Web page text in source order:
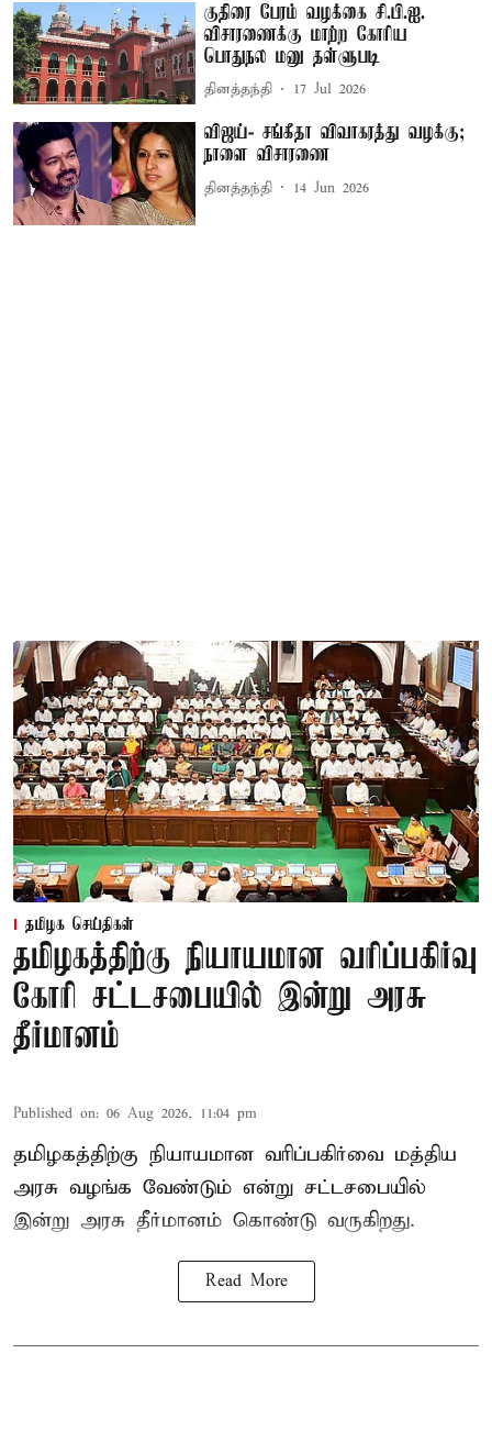
குதிரை பேரம் வழக்கை சி.பி.ஐ.
விசாரணைக்கு மாற்ற கோரிய
பொதுநல மனு தள்ளுபடி
தினத்தந்தி 17 Jul 2026
விஜய்- சங்கீதா விவாகரத்து வழக்கு;
நாளை விசாரணை
தினத்தந்தி 14 Jun 2026
தமிழக செய்திகள்
தமிழகத்திற்கு நியாயமான வரிப்பகிர்வு
கோரி சட்டசபையில் இன்று அரசு
தீர்மானம்
Published on: 06 Aug 2026, 11:04 pm
தமிழகத்திற்கு நியாயமான வரிப்பகிர்வை மத்திய
அரசு வழங்க வேண்டும் என்று சட்டசபையில்
இன்று அரசு தீர்மானம் கொண்டு வருகிறது.
Read More